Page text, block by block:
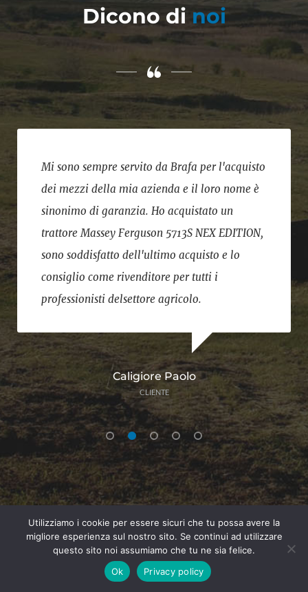
Dicono dinoi
Mi sono sempre servito da Brafa per l'acquisto
dei mezzi della mia azienda e il loro nome è
sinonimo di garanzia. Ho acquistato un
trattore Massey Ferguson 5713S NEX EDITION,
sono soddisfatto dell'ultimo acquisto e lo
consiglio come rivenditore per tutti i
professionisti delsettore agricolo.
Caligiore Paolo
CLIENTE
Utilizziamo i cookie per essere sicuri che tu possa avere la
migliore esperienza sul nostro sito. Se continui ad utilizzare
questo sito noi assumiamo che tu ne sia felice.
Ok
Privacy policy